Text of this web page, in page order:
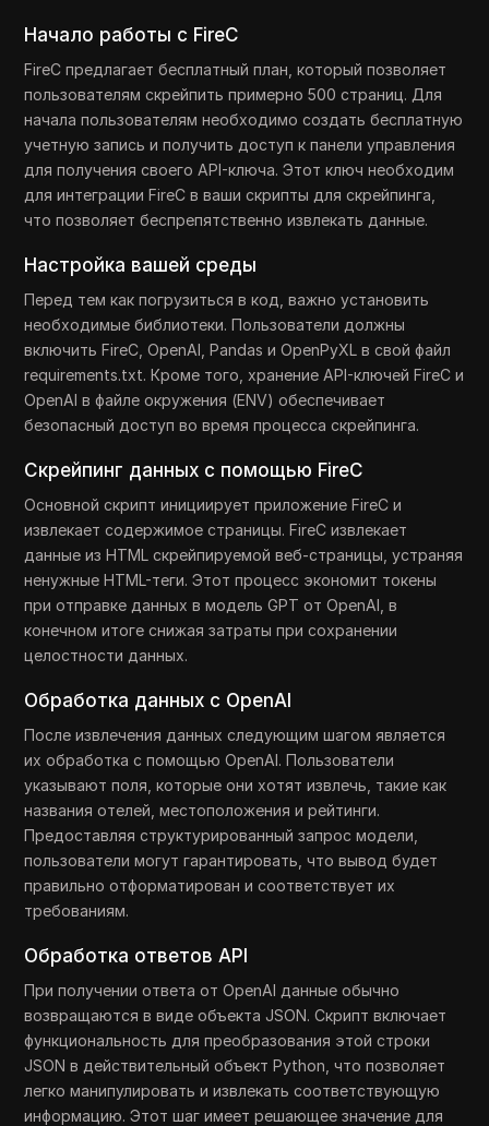
Начало работы с FireC
FireC предлагает бесплатный план, который позволяет
пользователям скрейпить примерно 500 страниц. Для
начала пользователям необходимо создать бесплатную
учетную запись и получить доступ к панели управления
для получения своего API-ключа. Этот ключ необходим
для интеграции FireC в ваши скрипты для скрейпинга,
что позволяет беспрепятственно извлекать данные.
Настройка вашей среды
Перед тем как погрузиться в код, важно установить
необходимые библиотеки. Пользователи должны
включить FireC, OpenAI, Pandas и OpenPyXL в свой файл
requirements.txt. Кроме того, хранение API-ключей FireC и
OpenAI в файле окружения (ENV) обеспечивает
безопасный доступ во время процесса скрейпинга.
Скрейпинг данных с помощью FireC
Основной скрипт инициирует приложение FireC и
извлекает содержимое страницы. FireC извлекает
данные из HTML скрейпируемой веб-страницы, устраняя
ненужные HTML-теги. Этот процесс экономит токены
при отправке данных в модель GPT от OpenAI, в
конечном итоге снижая затраты при сохранении
целостности данных.
Обработка данных с OpenAI
После извлечения данных следующим шагом является
их обработка с помощью OpenAI. Пользователи
указывают поля, которые они хотят извлечь, такие как
названия отелей, местоположения и рейтинги.
Предоставляя структурированный запрос модели,
пользователи могут гарантировать, что вывод будет
правильно отформатирован и соответствует их
требованиям.
Обработка ответов API
При получении ответа от OpenAI данные обычно
возвращаются в виде объекта JSON. Скрипт включает
функциональность для преобразования этой строки
JSON в действительный объект Python, что позволяет
легко манипулировать и извлекать соответствующую
информацию. Этот шаг имеет решающее значение для